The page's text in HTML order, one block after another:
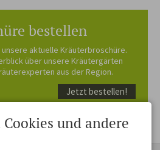
bestellen
aktuelle Kräuterbroschüre.
über unsere Kräutergärten
aus der Region.
Jetzt bestellen!
und andere